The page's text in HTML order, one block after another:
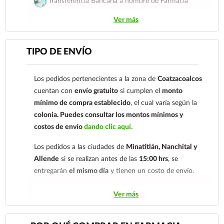
cuenta: Clave: 014854655008143954
Para esta forma de pago el cliente deberá enviar su
comprobante de pago a al siguiente correo
nuestro
921 261 8491
Ver más
TIPO DE ENVÍO
Los pedidos pertenecientes a la zona deCoatzacoalcos
cuentan conenvío gratuito si cumplen elmonto
mínimo de compra establecido, el cual varía según la
colonia. Puedes consultar los montos mínimos y
costos de envíodando clic aquí.
Los pedidos a las ciudades de Minatitlán, Nanchital y
Allende si se realizan antes de las 15:00 hrs, se
entregaránel mismo día y tienen un costo de envío.
Los pedidos de otras localidades se envían mediante
.Sólo hacemos envíos en el territorio
Ver más